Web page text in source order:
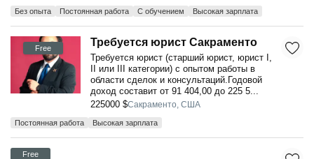
Без опыта Постоянная работа С обучением Высокая зарплата
Free Требуется юрист Сакраменто
Требуется юрист (старший юрист, юрист I,
II или III категории) с опытом работы в
области сделок и консультаций.Годовой
доход составит от 91 404,00 до 225 5...
225000 $Сакраменто, США
Постоянная работа Высокая зарплата
Free